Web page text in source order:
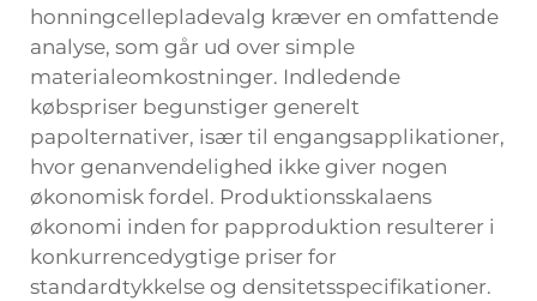
honningcellepladevalg kræver en omfattende
analyse, som går ud over simple
materialeomkostninger. Indledende
købspriser begunstiger generelt
papolternativer, især til engangsapplikationer,
hvor genanvendelighed ikke giver nogen
økonomisk fordel. Produktionsskalaens
økonomi inden for papproduktion resulterer i
konkurrencedygtige priser for
standardtykkelse og densitetsspecifikationer.